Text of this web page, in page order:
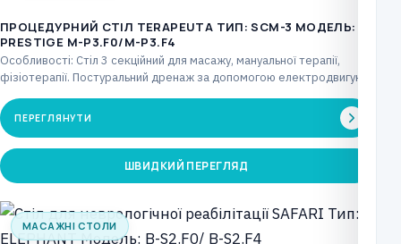
ПРОЦЕДУРНИЙ СТІЛ TERAPEUTA ТИП: SCM-3 МОДЕЛЬ:
PRESTIGE М-P3.F0/М-P3.F4
Особливості: Стіл 3 секційний для масажу, мануальної терапії,
фізіотерапії. Постуральний дренаж за допомогою електродвигуна,
що керується…
ПЕРЕГЛЯНУТИ
ШВИДКИЙ ПЕРЕГЛЯД
МАСАЖНІ СТОЛИ